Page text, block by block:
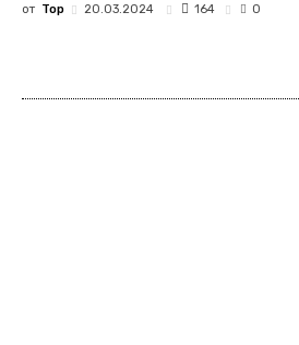
от Top 20.03.2024 164 0